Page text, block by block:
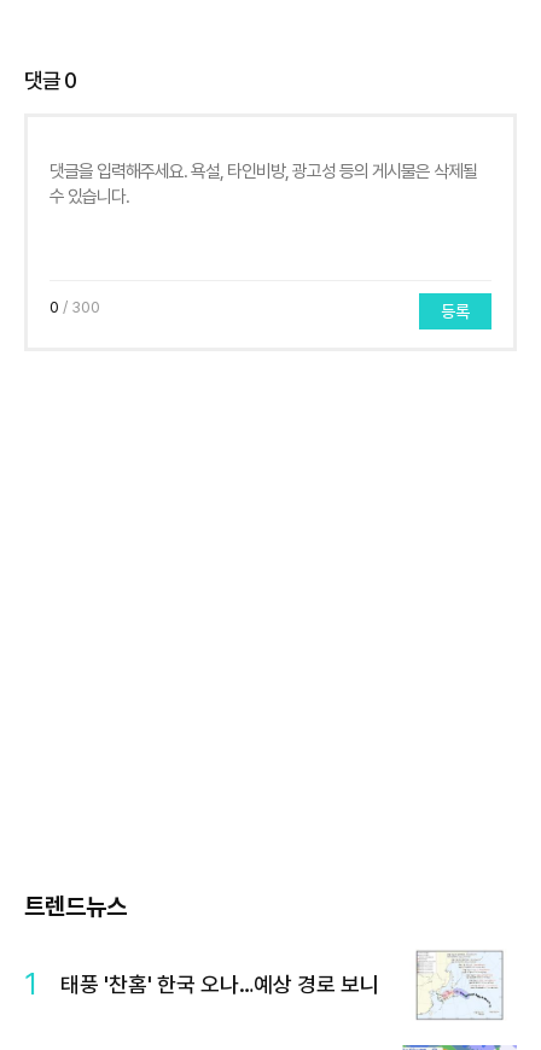
댓글0
0 / 300 등록
트렌드뉴스
1 태풍 '찬홈' 한국 오나…예상 경로 보니